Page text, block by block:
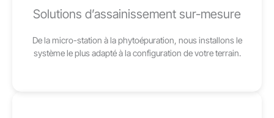
Solutions d’assainissement sur-mesure
De la micro-station à la phytoépuration, nous installons le
système le plus adapté à la configuration de votre terrain.